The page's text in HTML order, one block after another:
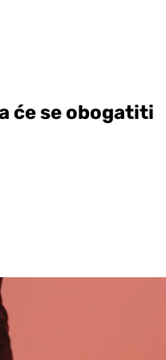
će se obogatiti